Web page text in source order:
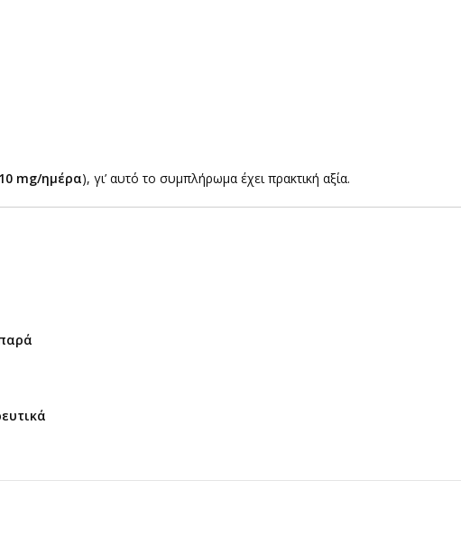
mg/ημέρα), γι’ αυτό το συμπλήρωμα έχει πρακτική αξία.